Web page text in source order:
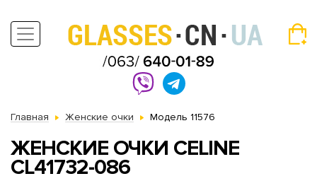
Главная Женские очки Модель 11576
ЖЕНСКИЕ ОЧКИ CELINE
CL41732-086